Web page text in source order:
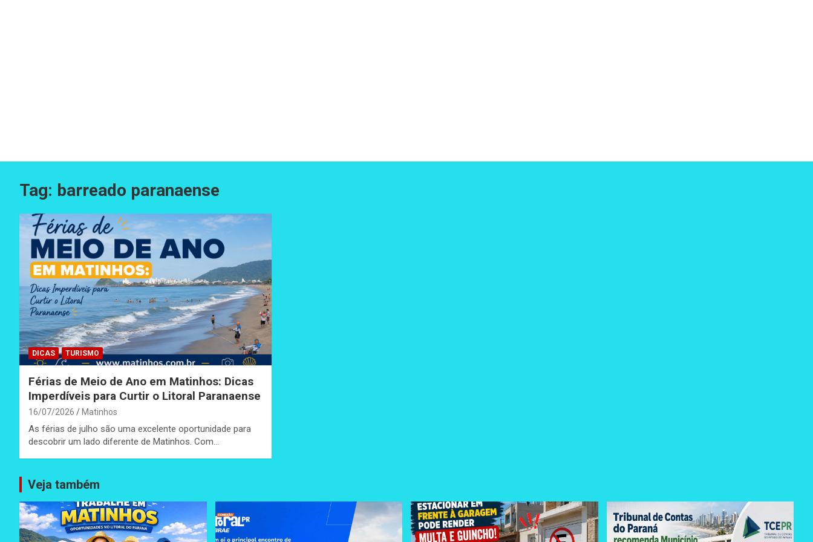
Tag: barreado paranaense
DICAS TURISMO
Férias de Meio de Ano em Matinhos: Dicas
Imperdíveis para Curtir o Litoral Paranaense
16/07/2026 Matinhos
As férias de julho são uma excelente oportunidade para
descobrir um lado diferente de Matinhos. Com…
Veja também